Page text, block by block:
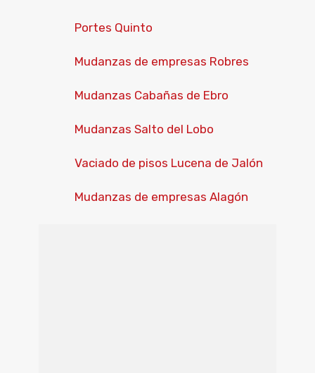
Portes Quinto
Mudanzas de empresas Robres
Mudanzas Cabañas de Ebro
Mudanzas Salto del Lobo
Vaciado de pisos Lucena de Jalón
Mudanzas de empresas Alagón